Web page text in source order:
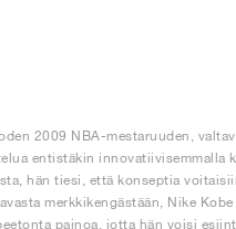
2009 NBA-mestaruuden,
entistäkin innovatiivisemmalla
hän tiesi, että konseptia
merkkikengästään, Nike
painoa, jotta hän voisi